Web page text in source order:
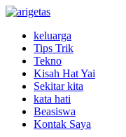
keluarga
Tips Trik
Tekno
Kisah Hat Yai
Sekitar kita
kata hati
Beasiswa
Kontak Saya